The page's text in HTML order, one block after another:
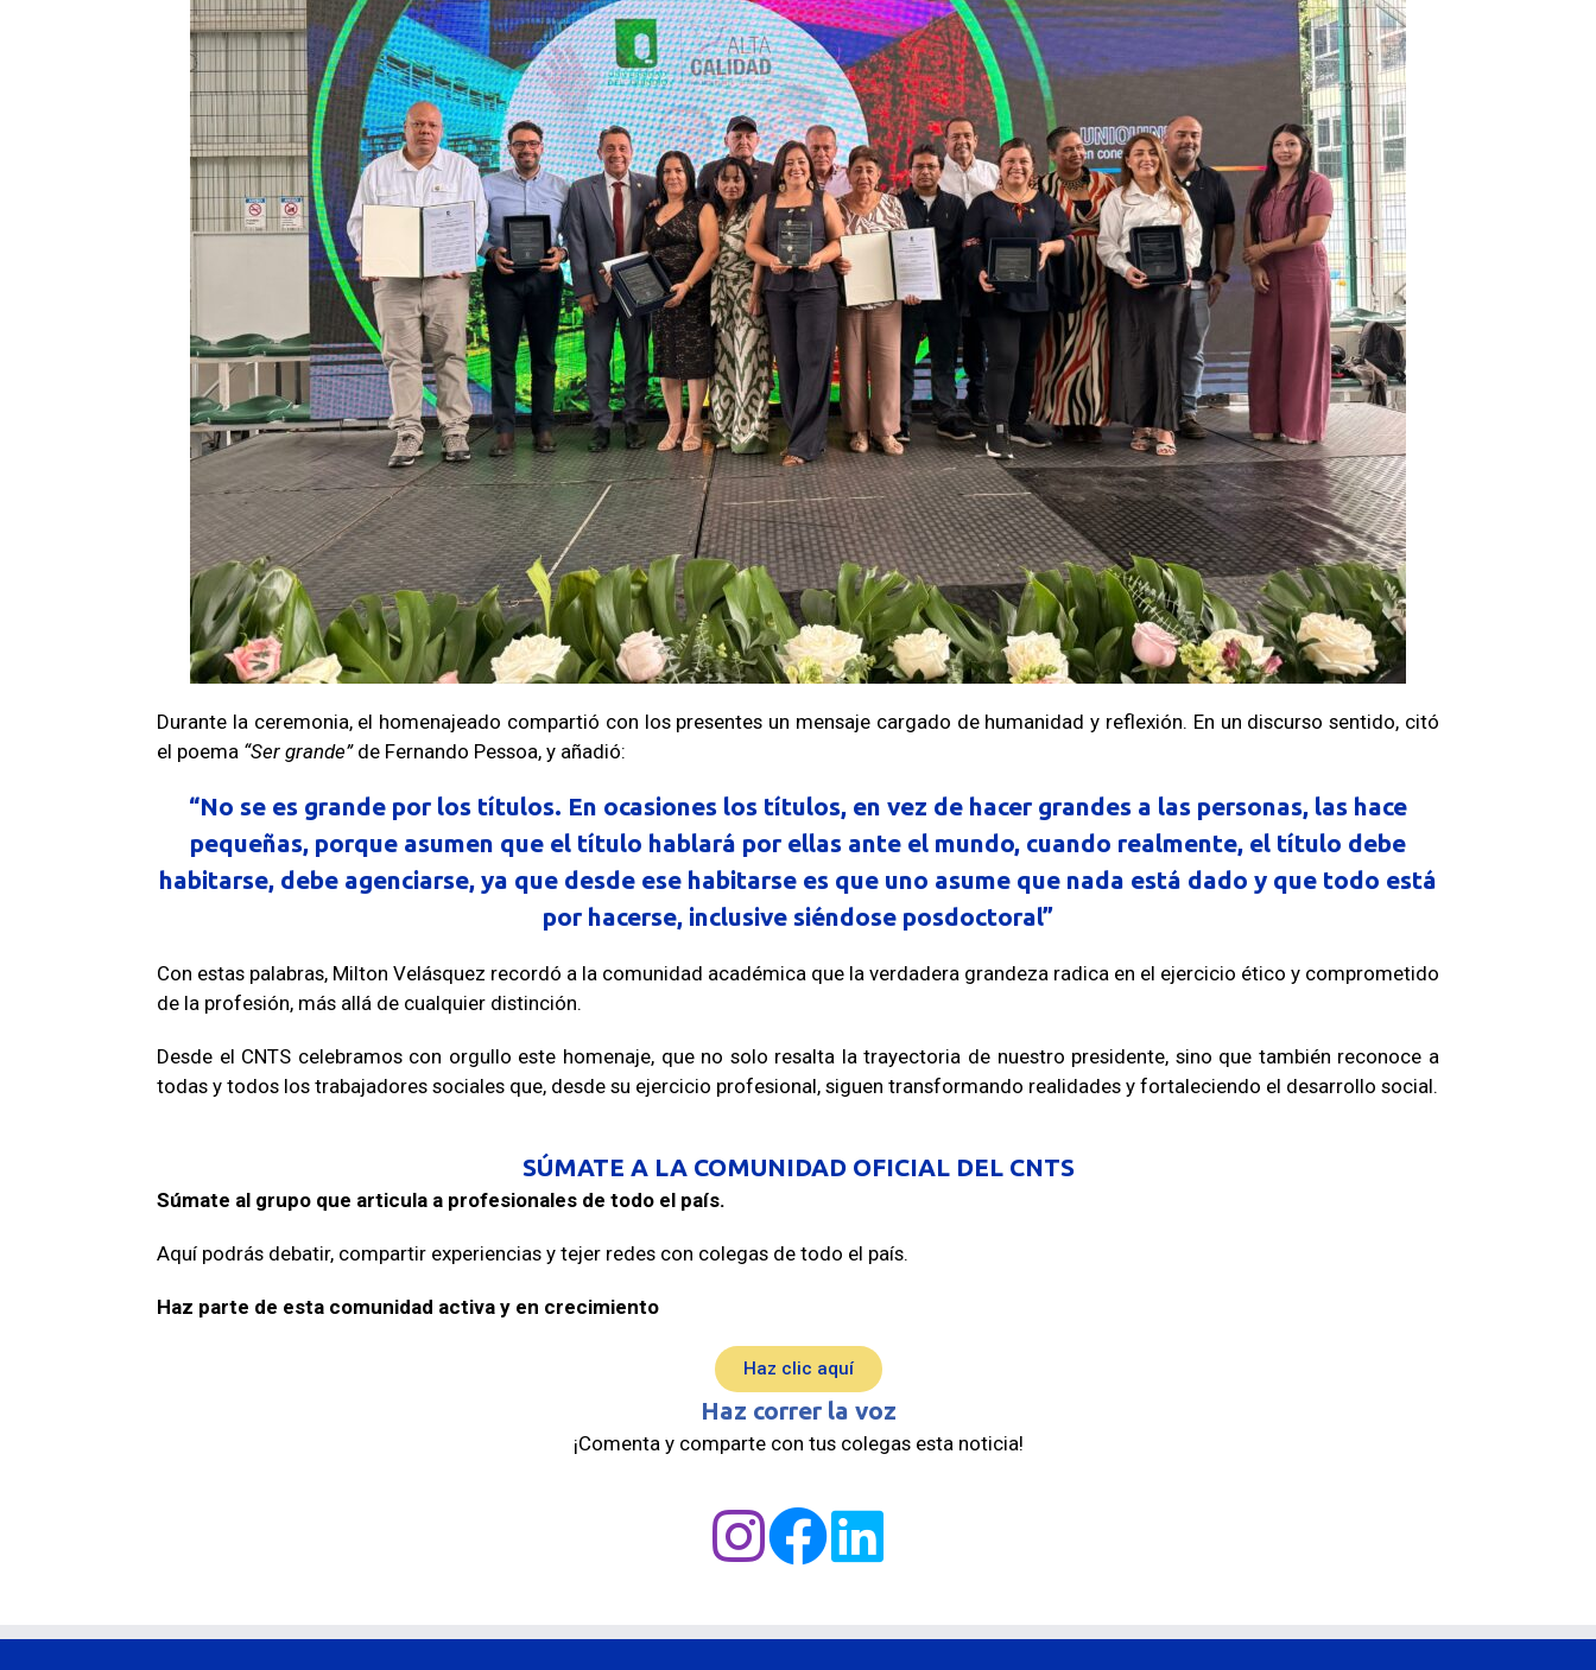
Durante la ceremonia, el homenajeado compartió con los presentes un mensaje cargado de humanidad y reflexión. En un discurso sentido, citó
el poema “Ser grande”de Fernando Pessoa, y añadió:
“No se es grande por los títulos. En ocasiones los títulos, en vez de hacer grandes a las personas, las hace
pequeñas, porque asumen que el título hablará por ellas ante el mundo, cuando realmente, el título debe
habitarse, debe agenciarse, ya que desde ese habitarse es que uno asume que nada está dado y que todo está
por hacerse, inclusive siéndose posdoctoral”
Con estas palabras, Milton Velásquez recordó a la comunidad académica que la verdadera grandeza radica en el ejercicio ético y comprometido
de la profesión, más allá de cualquier distinción.
Desde el CNTS celebramos con orgullo este homenaje, que no solo resalta la trayectoria de nuestro presidente, sino que también reconoce a
todas y todos los trabajadores sociales que, desde su ejercicio profesional, siguen transformando realidades y fortaleciendo el desarrollo social.
SÚMATE A LA COMUNIDAD OFICIAL DEL CNTS
Súmate al grupo que articula a profesionales de todo el país.
Aquí podrás debatir, compartir experiencias y tejer redes con colegas de todo el país.
Haz parte de esta comunidad activa y en crecimiento
Haz clic aquí
Haz correr la voz
¡Comenta y comparte con tus colegas esta noticia!